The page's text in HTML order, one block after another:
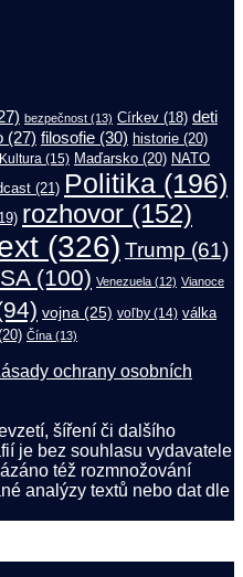
bezpečnost (13) Církev (18) deti
(27) filosofie (30) historie (20)
Kultura (15) Maďarsko (20) NATO
(21) Politika (196)
rozhovor (152)
(326) Trump (61)
(100) Venezuela (12) Vianoce
vojna (25) voľby (14) válka
Čína (13)
ochrany osobních
šíření či dalšího
je bez souhlasu vydavatele
též rozmnožování
analýzy textů nebo dat dle